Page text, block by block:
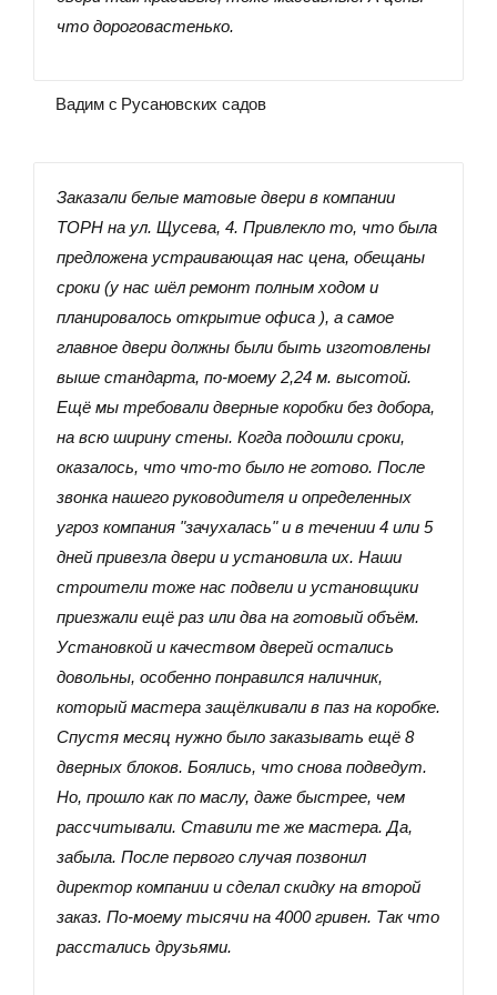
что дороговастенько.
Вадим с Русановских садов
Заказали белые матовые двери в компании
ТОРН на ул. Щусева, 4. Привлекло то, что была
предложена устраивающая нас цена, обещаны
сроки (у нас шёл ремонт полным ходом и
планировалось открытие офиса ), а самое
главное двери должны были быть изготовлены
выше стандарта, по-моему 2,24 м. высотой.
Ещё мы требовали дверные коробки без добора,
на всю ширину стены. Когда подошли сроки,
оказалось, что что-то было не готово. После
звонка нашего руководителя и определенных
угроз компания "зачухалась" и в течении 4 или 5
дней привезла двери и установила их. Наши
строители тоже нас подвели и установщики
приезжали ещё раз или два на готовый объём.
Установкой и качеством дверей остались
довольны, особенно понравился наличник,
который мастера защёлкивали в паз на коробке.
Спустя месяц нужно было заказывать ещё 8
дверных блоков. Боялись, что снова подведут.
Но, прошло как по маслу, даже быстрее, чем
рассчитывали. Ставили те же мастера. Да,
забыла. После первого случая позвонил
директор компании и сделал скидку на второй
заказ. По-моему тысячи на 4000 гривен. Так что
расстались друзьями.